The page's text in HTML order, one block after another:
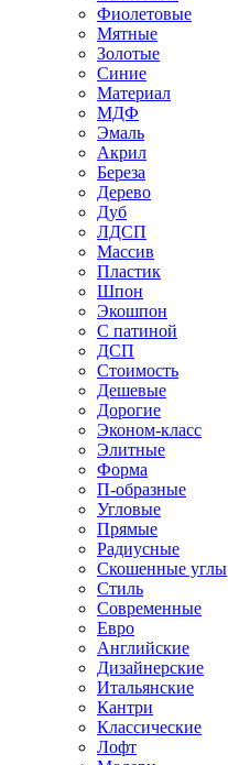
Фиолетовые
Мятные
Золотые
Синие
Материал
МДФ
Эмаль
Акрил
Береза
Дерево
Дуб
ЛДСП
Массив
Пластик
Шпон
Экошпон
С патиной
ДСП
Стоимость
Дешевые
Дорогие
Эконом-класс
Элитные
Форма
П-образные
Угловые
Прямые
Радиусные
Скошенные углы
Стиль
Современные
Евро
Английские
Дизайнерские
Итальянские
Кантри
Классические
Лофт